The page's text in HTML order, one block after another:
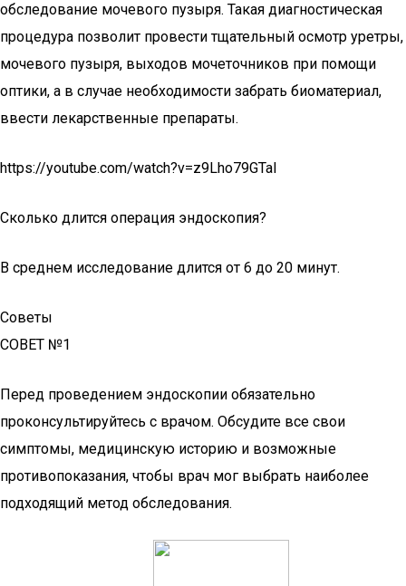
обследование мочевого пузыря. Такая диагностическая
процедура позволит провести тщательный осмотр уретры,
мочевого пузыря, выходов мочеточников при помощи
оптики, а в случае необходимости забрать биоматериал,
ввести лекарственные препараты.
https://youtube.com/watch?v=z9Lho79GTaI
Сколько длится операция эндоскопия?
В среднем исследование длится от 6 до 20 минут.
Советы
СОВЕТ №1
Перед проведением эндоскопии обязательно
проконсультируйтесь с врачом. Обсудите все свои
симптомы, медицинскую историю и возможные
противопоказания, чтобы врач мог выбрать наиболее
подходящий метод обследования.